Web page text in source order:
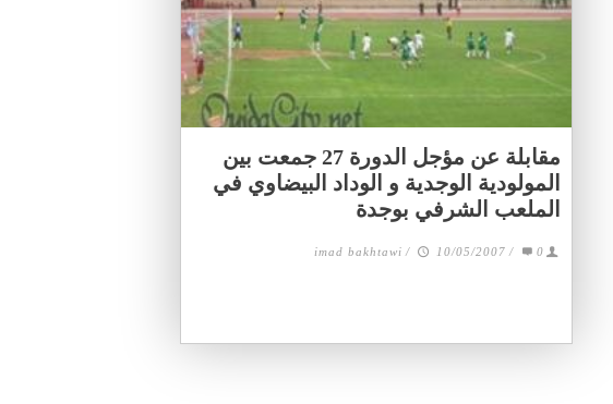
مقابلة عن مؤجل الدورة 27 جمعت بين
المولودية الوجدية و الوداد البيضاوي في
الملعب الشرفي بوجدة
imad bakhtawi / 10/05/2007 / 0